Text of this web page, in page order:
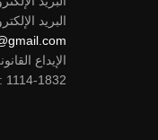
البريد
الإيداع القانوني :
1114-1832